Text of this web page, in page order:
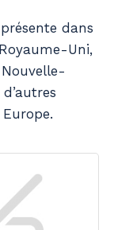
dans
Uni,